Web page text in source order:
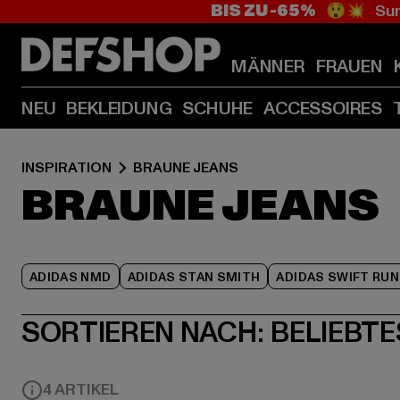
BIS ZU -65% 😲💥
MÄNNER FRAUEN
NEU BEKLEIDUNG SCHUHE ACCESSOIRES
INSPIRATION BRAUNE JEANS
BRAUNE JEANS
ADIDAS NMD ADIDAS STAN SMITH ADIDAS SWIFT RUN
SORTIEREN NACH:
4 ARTIKEL